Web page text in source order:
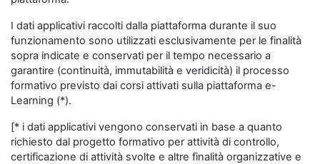
I dati applicativi raccolti dalla piattaforma durante il suo
funzionamento sono utilizzati esclusivamente per le finalità
sopra indicate e conservati per il tempo necessario a
garantire (continuità, immutabilità e veridicità) il processo
formativo previsto dai corsi attivati sulla piattaforma e-
Learning (*).
[* i dati applicativi vengono conservati in base a quanto
richiesto dal progetto formativo per attività di controllo,
certificazione di attività svolte e altre finalità organizzative e